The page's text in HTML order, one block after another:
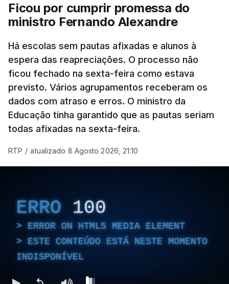
Ficou por cumprir promessa do
ministro Fernando Alexandre
Há escolas sem pautas afixadas e alunos à
espera das reapreciações. O processo não
ficou fechado na sexta-feira como estava
previsto. Vários agrupamentos receberam os
dados com atraso e erros. O ministro da
Educação tinha garantido que as pautas seriam
todas afixadas na sexta-feira.
RTP / atualizado 8 Agosto 2026, 21:10
ERRO 100
ERROR ON HTML5 MEDIA ELEMENT
ESTE CONTEÚDO ESTÁ NESTE MOMENTO
INDISPONÍVEL